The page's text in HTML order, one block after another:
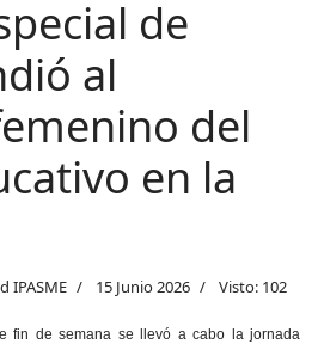
de
al
del
en la
IPASME 15 Junio 2026 Visto: 102
fin de semana se llevó a cabo la jornada